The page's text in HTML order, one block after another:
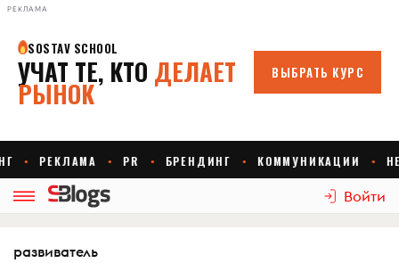
РЕКЛАМА
Войти
развиватель